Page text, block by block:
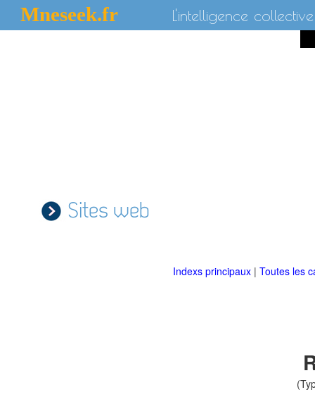
Mneseek.fr L'intelligence collective
Sites web
Indexs principaux | Toutes les